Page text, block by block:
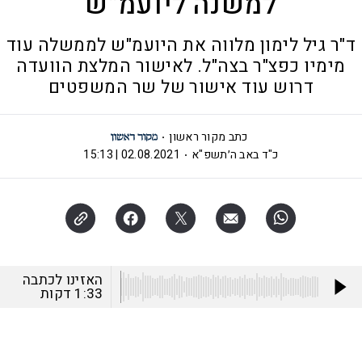
ד"ר גיל לימון מלווה את היועמ"ש לממשלה עוד
מימיו כפצ"ר בצה"ל. לאישור המלצת הוועדה
דרוש עוד אישור של שר המשפטים
כתב מקור ראשון
כ"ד באב ה׳תשפ"א
02.08.2021 | 15:13
האזינו לכתבה
1:33 דקות